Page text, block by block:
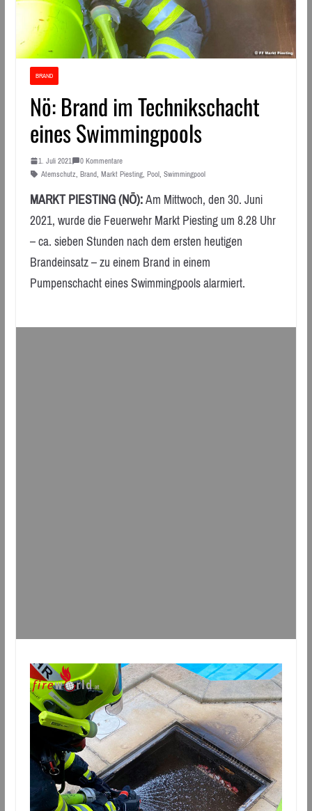
BRAND
Nö: Brand im Technikschacht
eines Swimmingpools
1. Juli 2021
0 Kommentare
Atemschutz, Brand, Markt Piesting, Pool, Swimmingpool
MARKT PIESTING (NÖ):Am Mittwoch, den 30. Juni
2021, wurde die Feuerwehr Markt Piesting um 8.28 Uhr
– ca. sieben Stunden nach dem ersten heutigen
Brandeinsatz – zu einem Brand in einem
Pumpenschacht eines Swimmingpools alarmiert.